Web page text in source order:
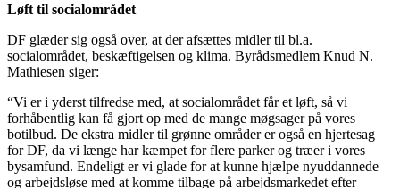
Løft til socialområdet
DF glæder sig også over, at der afsættes midler til bl.a.
socialområdet, beskæftigelsen og klima. Byrådsmedlem Knud N.
Mathiesen siger:
“Vi er i yderst tilfredse med, at socialområdet får et løft, så vi
forhåbentlig kan få gjort op med de mange møgsager på vores
botilbud. De ekstra midler til grønne områder er også en hjertesag
for DF, da vi længe har kæmpet for flere parker og træer i vores
bysamfund. Endeligt er vi glade for at kunne hjælpe nyuddannede
og arbejdsløse med at komme tilbage på arbejdsmarkedet efter